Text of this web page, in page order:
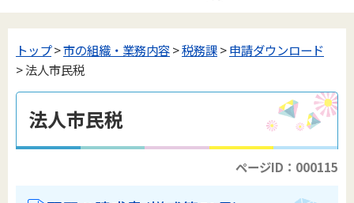
トップ>市の組織・業務内容>税務課>申請ダウンロード
> 法人市民税
法人市民税
ページID：000115